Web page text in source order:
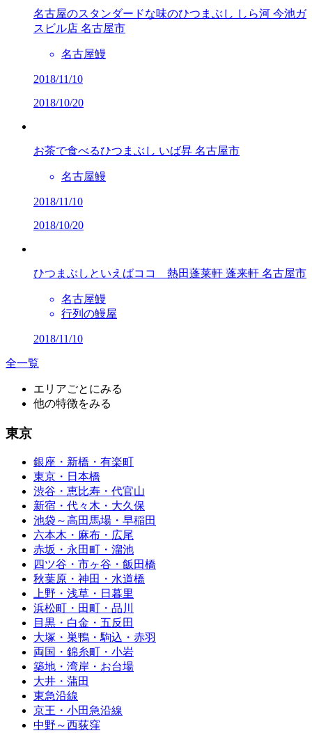
名古屋のスタンダードな味のひつまぶし しら河 今池ガ
スビル店 名古屋市
名古屋鰻
2018/11/10
2018/10/20
お茶で食べるひつまぶし いば昇 名古屋市
名古屋鰻
2018/11/10
2018/10/20
ひつまぶしといえばココ 熱田蓬莱軒 蓬来軒 名古屋市
名古屋鰻
行列の鰻屋
2018/11/10
全一覧
エリアごとにみる
他の特徴をみる
東京
銀座・新橋・有楽町
東京・日本橋
渋谷・恵比寿・代官山
新宿・代々木・大久保
池袋～高田馬場・早稲田
六本木・麻布・広尾
赤坂・永田町・溜池
四ツ谷・市ヶ谷・飯田橋
秋葉原・神田・水道橋
上野・浅草・日暮里
浜松町・田町・品川
目黒・白金・五反田
大塚・巣鴨・駒込・赤羽
両国・錦糸町・小岩
築地・湾岸・お台場
大井・蒲田
東急沿線
京王・小田急沿線
中野～西荻窪